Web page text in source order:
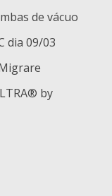
de vácuo
dia 09/03
by